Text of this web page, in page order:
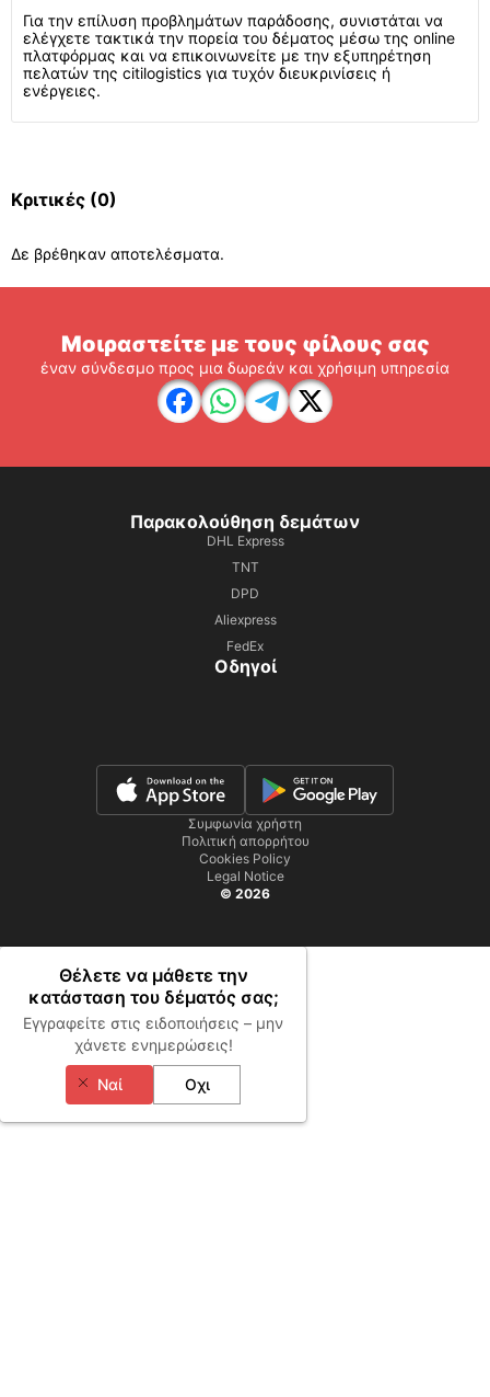
Για την επίλυση προβλημάτων παράδοσης, συνιστάται να
ελέγχετε τακτικά την πορεία του δέματος μέσω της online
πλατφόρμας και να επικοινωνείτε με την εξυπηρέτηση
πελατών της citilogistics για τυχόν διευκρινίσεις ή
ενέργειες.
Κριτικές (0)
Δε βρέθηκαν αποτελέσματα.
Μοιραστείτε με τους φίλους σας
έναν σύνδεσμο προς μια δωρεάν και χρήσιμη υπηρεσία
Παρακολούθηση δεμάτων
DHL Express
TNT
DPD
Aliexpress
FedEx
Οδηγοί
Συμφωνία χρήστη
Πολιτική απορρήτου
Cookies Policy
Legal Notice
© 2026
Θέλετε να μάθετε την
κατάσταση του δέματός σας;
Εγγραφείτε στις ειδοποιήσεις – μην
χάνετε ενημερώσεις!
Ναί Οχι